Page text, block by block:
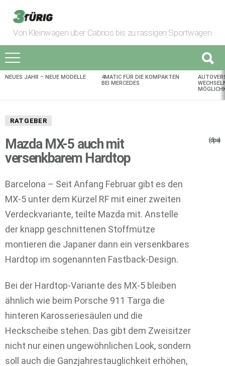
Von Kleinwagen über Cabrios bis zu rassigen Sportwagen
AKTUELLES
NEUES JAHR – NEUE MODELLE
4MATIC FÜR DIE KOMPAKTEN
BEI MERCEDES
RATGEBER
Mazda MX-5 auch mit
versenkbarem Hardtop
(dpa)
Barcelona – Seit Anfang Februar gibt es den
MX-5 unter dem Kürzel RF mit einer zweiten
Verdeckvariante, teilte Mazda mit. Anstelle
der knapp geschnittenen Stoffmütze
montieren die Japaner dann ein versenkbares
Hardtop im sogenannten Fastback-Design.
Bei der Hardtop-Variante des MX-5 bleiben
ähnlich wie beim Porsche 911 Targa die
hinteren Karosseriesäulen und die
Heckscheibe stehen. Das gibt dem Zweisitzer
nicht nur einen ungewöhnlichen Look, sondern
soll auch die Ganzjahrestauglichkeit erhöhen,